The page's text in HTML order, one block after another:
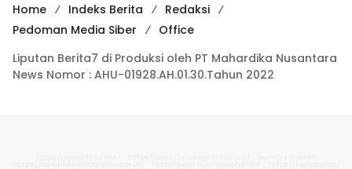
Home Indeks Berita
Redaksi
Pedoman Media Siber
Office
Liputan Berita7 di Produksi oleh PT Mahardika Nusantara
News Nomor : AHU-01928.AH.01.30.Tahun 2022